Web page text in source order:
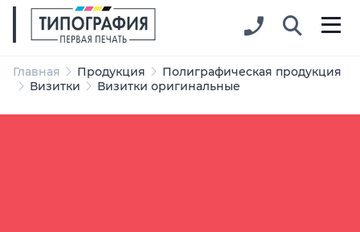
Главная Продукция
Полиграфическая продукция
Визитки
Визитки оригинальные